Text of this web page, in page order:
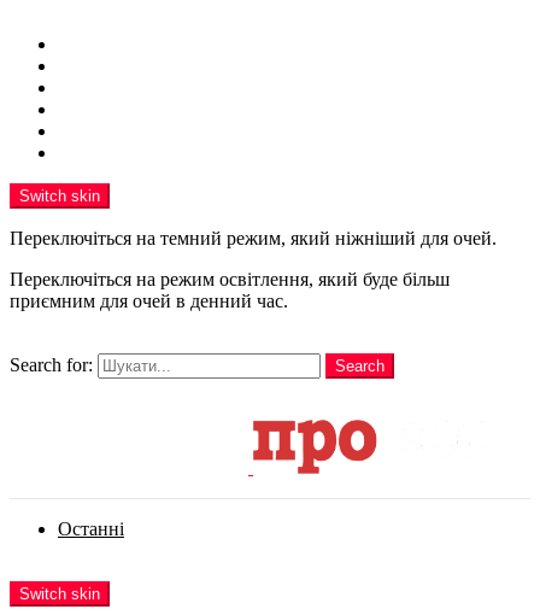
Switch skin
Переключіться на темний режим, який ніжніший для очей.
Переключіться на режим освітлення, який буде більш
приємним для очей в денний час.
Search for:
Search
Останні
Switch skin